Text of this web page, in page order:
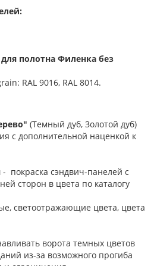
полотна Филенка без
RAL 9016, RAL 8014.
(Темный дуб, Золотой дуб)
с дополнительной наценкой к
- покраска сэндвич-панелей с
сторон в цвета по каталогу
светоотражающие цвета, цвета
ворота темных цветов
из-за возможного прогиба